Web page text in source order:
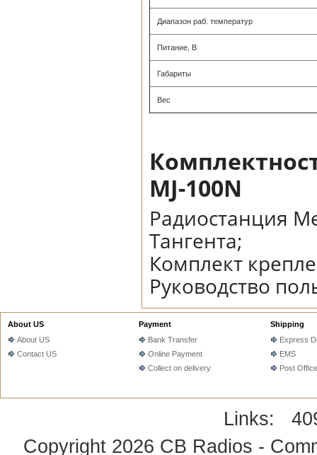
Диапазон раб. температур
Питание, В
Габариты
Вес
MJ-100N
Радиостанция
Тангента;
Комплект
Руководство
About US
About US
Contact US
Payment
Bank Transfer
Online Payment
Collect on delivery
Shipping
Express
EMS
Post Office
Links:
Copyright 2026 CB Radios -